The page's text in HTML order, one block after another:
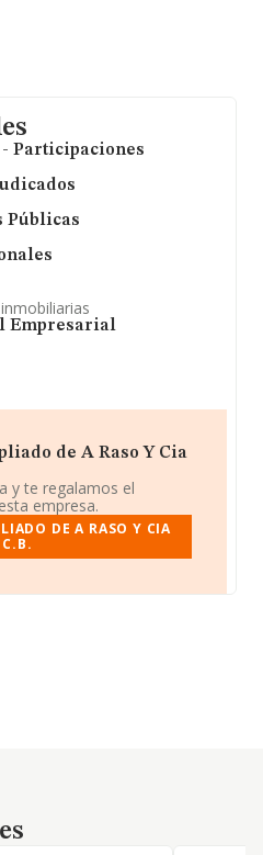
Participaciones
Públicas
Empresarial
de A Raso Y Cia
y te regalamos el
empresa.
DE A RASO Y CIA
C.B.